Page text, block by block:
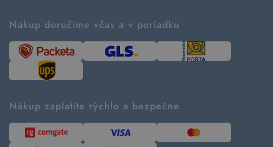
Návod ako nakupovať
Tabuľka veľkostí
Predávané značky
Kontakt
Ako tvoríme second hand
Časté otázky
Kde pomáhame
Udržateľnosť
Blog
Pre médiá
Nákup doručíme včas a v poriadku
Nákup zaplatíte rýchlo a bezpečne